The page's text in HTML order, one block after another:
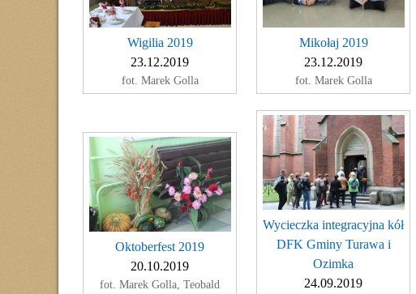
Wigilia 2019
23.12.2019
fot. Marek Golla
Mikołaj 2019
23.12.2019
fot. Marek Golla
Oktoberfest 2019
20.10.2019
fot. Marek Golla, Teobald
Wycieczka integracyjna kół
DFK Gminy Turawa i
Ozimka
24.09.2019